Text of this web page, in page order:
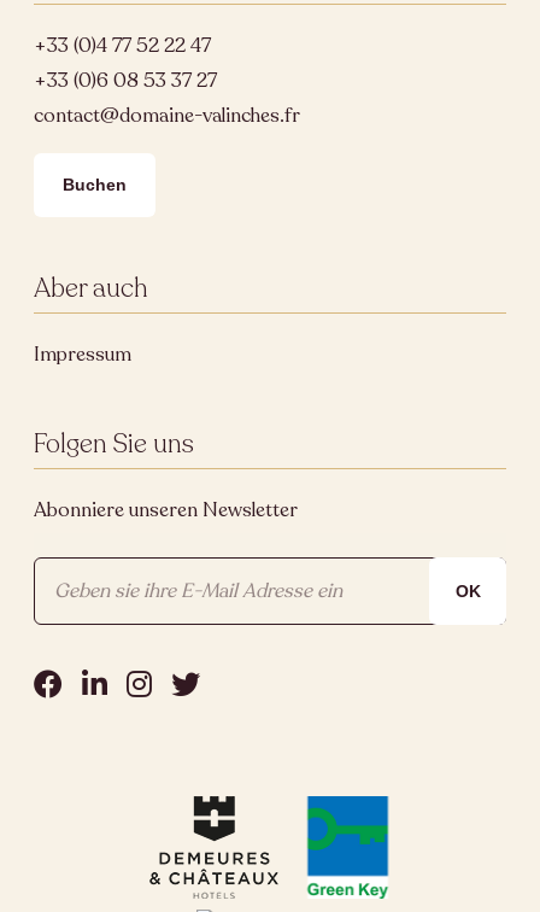
+33 (0)4 77 52 22 47
+33 (0)6 08 53 37 27
contact@domaine-valinches.fr
Buchen
Aber auch
Impressum
Folgen Sie uns
Abonniere unseren Newsletter